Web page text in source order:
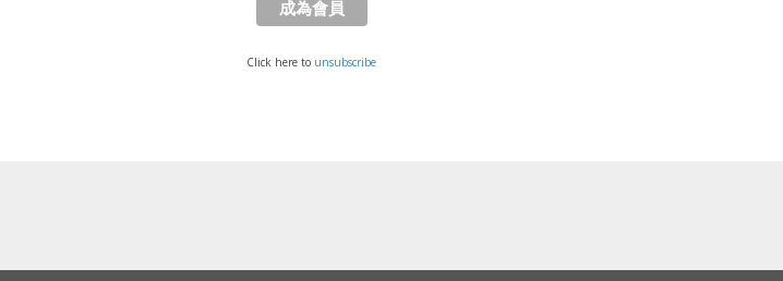
Click here to unsubscribe